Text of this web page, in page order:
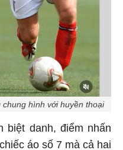
hình với huyền thoại
biệt danh, điểm nhấn
áo số 7 mà cả hai